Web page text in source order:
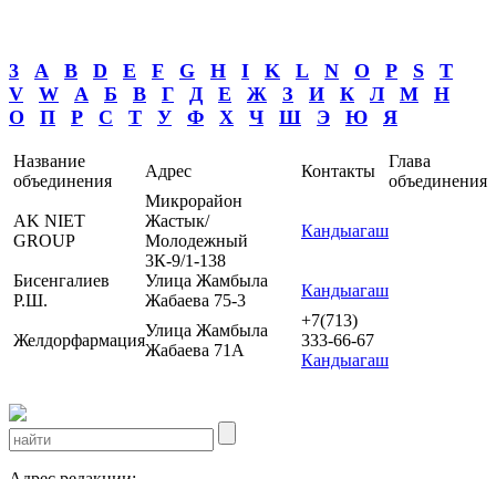
3 A B D E F G H I K L N O P S
T
V
W А Б В Г Д Е Ж З И К Л М
Н
О
П Р С Т У Ф Х Ч Ш Э Ю Я
Название
объединения
Адрес Контакты
Глава
объединения
AK NIET
GROUP
Микрорайон
Жастык/
Молодежный
3К-9/1-138
Кандыагаш
Бисенгалиев
Р.Ш.
Улица Жамбыла
Жабаева 75-3
Кандыагаш
Желдорфармация
Улица Жамбыла
Жабаева 71А
+7(713)
333-66-67
Кандыагаш